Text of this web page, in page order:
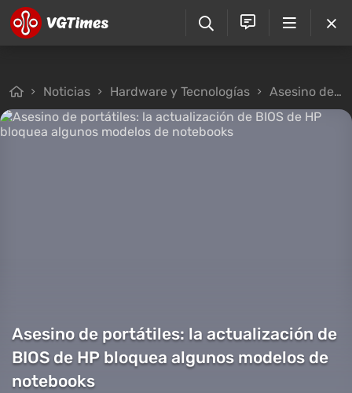
Noticias Hardware y Tecnologías Asesino de portátiles: la actualización de BIOS de HP bloquea algunos modelos de notebooks
Asesino de portátiles: la actualización de
BIOS de HP bloquea algunos modelos de
notebooks